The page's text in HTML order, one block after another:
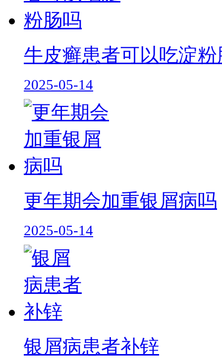
牛皮癣患者可以吃淀粉
2025-05-14
更年期会加重银屑病吗
2025-05-14
银屑病患者补锌